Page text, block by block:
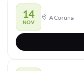
14
NOV
A Coruña